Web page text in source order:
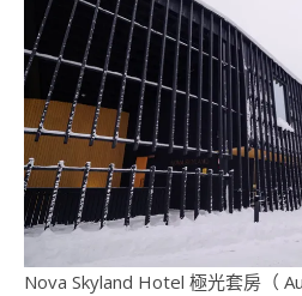
Nova Skyland Hotel 極光套房（